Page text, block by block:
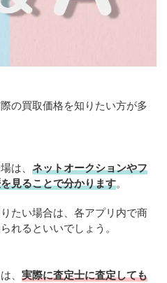
の買取価格を知りたい方が多
は、 ネットオークションやフ
見ることで分かります。
たい場合は、各アプリ内で商
れるといいでしょう。
、 実際に査定士に査定しても